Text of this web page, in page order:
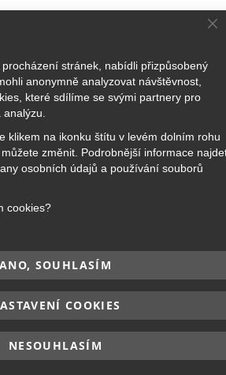
se k odběru novinek
BRIDGE Academy
stránek, nabídli přizpůsobený
anonymně analyzovat návštěvnost,
které sdílíme se svými partnery pro
klikem na ikonku štítu v levém dolním rohu
změnit. Podrobnější informace
osobních údajů a používání souborů
cookies?
ANO, SOUHLASÍM
COOKIES
NESOUHLASÍM